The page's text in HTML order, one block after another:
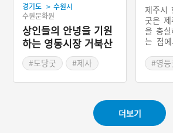
경기도 > 수원시
수원문화원
상인들의 안녕을 기원
하는 영동시장 거북산
당과 도당굿
#도당굿
#제사
제주시
굿은
을 충
는 점
복원한
등굿은
제의
력 2월
주섬
서 2월
#영등
더보기